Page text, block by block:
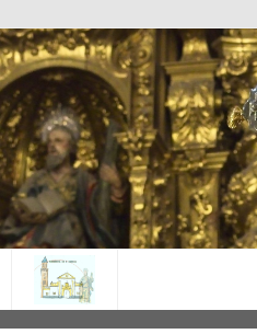
Saltar
al
contenido